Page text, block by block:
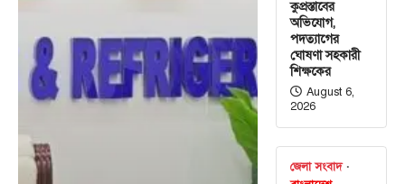
কুপ্রস্তাবের
অভিযোগ,
পদত্যাগের
ঘোষণা সহকারী
শিক্ষকের
August 6,
2026
জেলা সংবাদ